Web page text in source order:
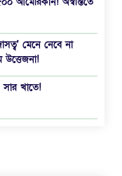
মেনে নেবে না
উত্তেজনা!
খাতে!